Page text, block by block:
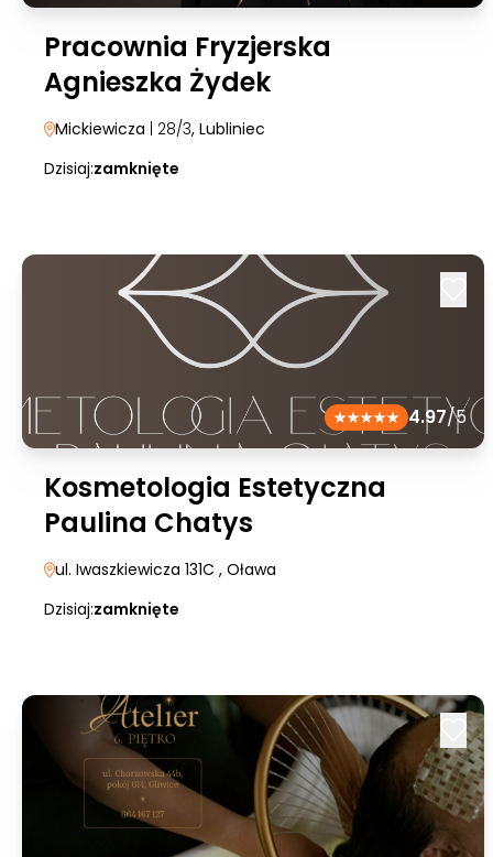
Pracownia Fryzjerska
Agnieszka Żydek
Mickiewicza | 28/3, Lubliniec
Dzisiaj:zamknięte
4.97/5
Kosmetologia Estetyczna
Paulina Chatys
ul. Iwaszkiewicza 131C , Oława
Dzisiaj:zamknięte